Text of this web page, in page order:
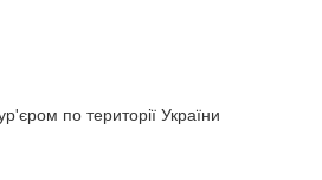
по території України